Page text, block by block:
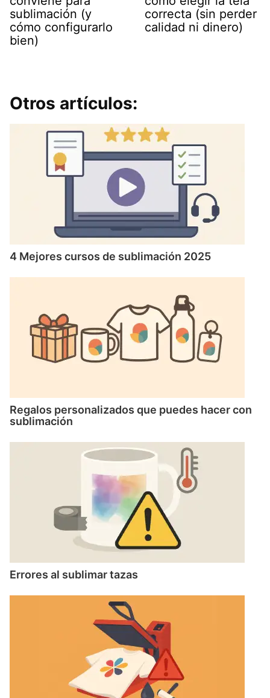
sublimación (y
cómo configurarlo
bien)
correcta (sin perder
calidad ni dinero)
Otros artículos:
4 Mejores cursos de sublimación 2025
Regalos personalizados que puedes hacer con
sublimación
Errores al sublimar tazas